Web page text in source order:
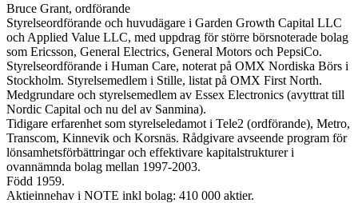
Bruce Grant, ordförande
Styrelseordförande och huvudägare i Garden Growth Capital LLC
och Applied Value LLC, med uppdrag för större börsnoterade bolag
som Ericsson, General Electrics, General Motors och PepsiCo.
Styrelseordförande i Human Care, noterat på OMX Nordiska Börs i
Stockholm. Styrelsemedlem i Stille, listat på OMX First North.
Medgrundare och styrelsemedlem av Essex Electronics (avyttrat till
Nordic Capital och nu del av Sanmina).
Tidigare erfarenhet som styrelseledamot i Tele2 (ordförande), Metro,
Transcom, Kinnevik och Korsnäs. Rådgivare avseende program för
lönsamhetsförbättringar och effektivare kapitalstrukturer i
ovannämnda bolag mellan 1997-2003.
Född 1959.
Aktieinnehav i NOTE inkl bolag: 410 000 aktier.